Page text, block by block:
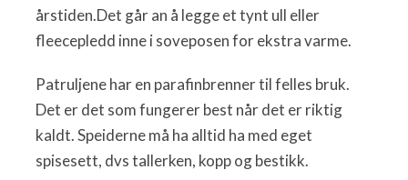
årstiden.Det går an å legge et tynt ull eller
fleecepledd inne i soveposen for ekstra varme.
Patruljene har en parafinbrenner til felles bruk.
Det er det som fungerer best når det er riktig
kaldt. Speiderne må ha alltid ha med eget
spisesett, dvs tallerken, kopp og bestikk.